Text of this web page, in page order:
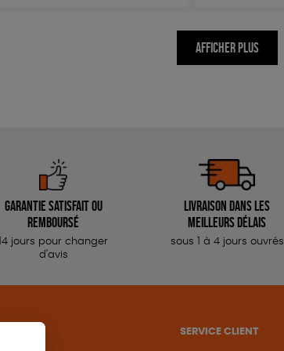
AFFICHER PLUS
Garantie satisfait ou
remboursé
14 jours pour changer
d'avis
Livraison dans les
meilleurs délais
sous 1 à 4 jours ouvrés
SERVICE CLIENT